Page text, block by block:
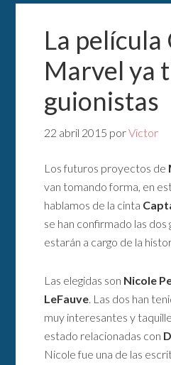
La
Marvel ya
guionistas
22 abril 2015 porVictor
Los futuros proyectos de
van tomando forma, en
hablamos de la cinta
se han confirmado las dos
estarán a cargo de la
Las elegidas son Nicole
LeFauve. Las dos han
muy interesantes y
estado relacionadas con
Nicole fue una de las